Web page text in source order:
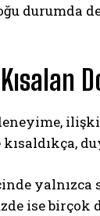
durumda
ise birçok